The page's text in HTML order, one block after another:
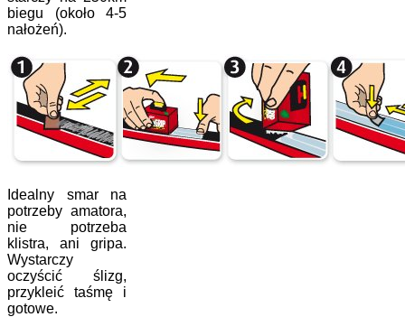
biegu (około 4-5
nałożeń).
Idealny smar na
potrzeby amatora,
nie potrzeba
klistra, ani gripa.
Wystarczy
oczyścić ślizg,
przykleić taśmę i
gotowe.